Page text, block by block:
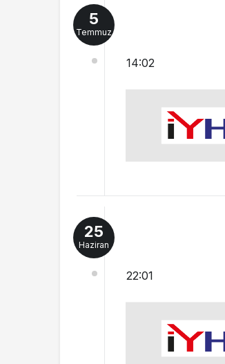
5
Temmuz
14:02
25
Haziran
22:01